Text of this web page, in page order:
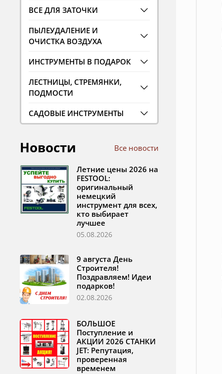
ВСЕ ДЛЯ ЗАТОЧКИ
ПЫЛЕУДАЛЕНИЕ И
ОЧИСТКА ВОЗДУХА
ИНСТРУМЕНТЫ В ПОДАРОК
ЛЕСТНИЦЫ, СТРЕМЯНКИ,
ПОДМОСТИ
САДОВЫЕ ИНСТРУМЕНТЫ
Новости Все новости
Летние цены 2026 на
FESTOOL:
оригинальный
немецкий
инструмент для всех,
кто выбирает
лучшее
05.08.2026
9 августа День
Строителя!
Поздравляем! Идеи
подарков!
02.08.2026
БОЛЬШОЕ
Поступление и
АКЦИИ 2026 СТАНКИ
JET: Репутация,
проверенная
временем